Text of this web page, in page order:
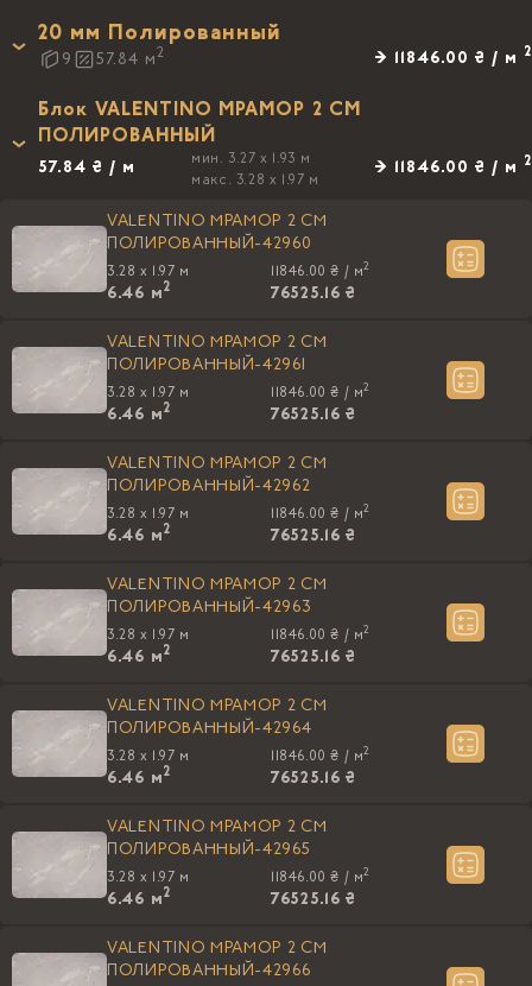
20 мм Полированный
9 57.84 м2 → 11846.00 ₴ / м 2
Блок VALENTINO МРАМОР 2 СМ
ПОЛИРОВАННЫЙ
57.84 ₴ / м
мин. 3.27 x 1.93 м
макс. 3.28 x 1.97 м
→ 11846.00 ₴ / м 2
VALENTINO МРАМОР 2 СМ
ПОЛИРОВАННЫЙ-42960
3.28 x 1.97 м
6.46 м2
11846.00 ₴ / м2
76525.16 ₴
VALENTINO МРАМОР 2 СМ
ПОЛИРОВАННЫЙ-42961
3.28 x 1.97 м
6.46 м2
11846.00 ₴ / м2
76525.16 ₴
VALENTINO МРАМОР 2 СМ
ПОЛИРОВАННЫЙ-42962
3.28 x 1.97 м
6.46 м2
11846.00 ₴ / м2
76525.16 ₴
VALENTINO МРАМОР 2 СМ
ПОЛИРОВАННЫЙ-42963
3.28 x 1.97 м
6.46 м2
11846.00 ₴ / м2
76525.16 ₴
VALENTINO МРАМОР 2 СМ
ПОЛИРОВАННЫЙ-42964
3.28 x 1.97 м
6.46 м2
11846.00 ₴ / м2
76525.16 ₴
VALENTINO МРАМОР 2 СМ
ПОЛИРОВАННЫЙ-42965
3.28 x 1.97 м
6.46 м2
11846.00 ₴ / м2
76525.16 ₴
VALENTINO МРАМОР 2 СМ
ПОЛИРОВАННЫЙ-42966